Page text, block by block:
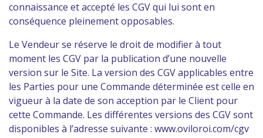
connaissance et accepté les CGV qui lui sont en
conséquence pleinement opposables.
Le Vendeur se réserve le droit de modifier à tout
moment les CGV par la publication d’une nouvelle
version sur le Site. La version des CGV applicables entre
les Parties pour une Commande déterminée est celle en
vigueur à la date de son acception par le Client pour
cette Commande. Les différentes versions des CGV sont
disponibles à l’adresse suivante : www.oviloroi.com/cgv